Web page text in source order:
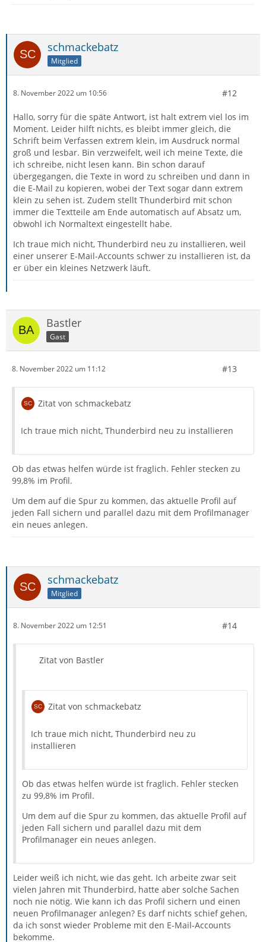
schmackebatz
Mitglied
8. November 2022 um 10:56 #12
Hallo, sorry für die späte Antwort, ist halt extrem viel los im
Moment. Leider hilft nichts, es bleibt immer gleich, die
Schrift beim Verfassen extrem klein, im Ausdruck normal
groß und lesbar. Bin verzweifelt, weil ich meine Texte, die
ich schreibe, nicht lesen kann. Bin schon darauf
übergegangen, die Texte in word zu schreiben und dann in
die E-Mail zu kopieren, wobei der Text sogar dann extrem
klein zu sehen ist. Zudem stellt Thunderbird mit schon
immer die Textteile am Ende automatisch auf Absatz um,
obwohl ich Normaltext eingestellt habe.
Ich traue mich nicht, Thunderbird neu zu installieren, weil
einer unserer E-Mail-Accounts schwer zu installieren ist, da
er über ein kleines Netzwerk läuft.
Bastler
Gast
8. November 2022 um 11:12 #13
Zitat von schmackebatz
Ich traue mich nicht, Thunderbird neu zu installieren
Ob das etwas helfen würde ist fraglich. Fehler stecken zu
99,8% im Profil.
Um dem auf die Spur zu kommen, das aktuelle Profil auf
jeden Fall sichern und parallel dazu mit dem Profilmanager
ein neues anlegen.
schmackebatz
Mitglied
8. November 2022 um 12:51 #14
Zitat von Bastler
Zitat von schmackebatz
Ich traue mich nicht, Thunderbird neu zu
installieren
Ob das etwas helfen würde ist fraglich. Fehler stecken
zu 99,8% im Profil.
Um dem auf die Spur zu kommen, das aktuelle Profil auf
jeden Fall sichern und parallel dazu mit dem
Profilmanager ein neues anlegen.
Leider weiß ich nicht, wie das geht. Ich arbeite zwar seit
vielen Jahren mit Thunderbird, hatte aber solche Sachen
noch nie nötig. Wie kann ich das Profil sichern und einen
neuen Profilmanager anlegen? Es darf nichts schief gehen,
da ich sonst wieder Probleme mit den E-Mail-Accounts
bekomme.